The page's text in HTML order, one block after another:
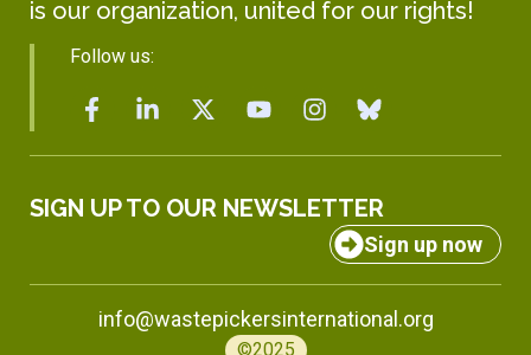
is our organization, united for our rights!
Follow us:
SIGN UP TO OUR NEWSLETTER
Sign up now
info@wastepickersinternational.org
©2025